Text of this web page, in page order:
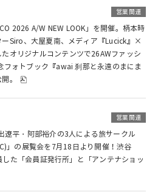
営業関連
2026 A/W NEW LOOK」を開催。柄本時
Siro、大屋夏南、メディア『Lucick』×
オリジナルコンテンツで26AWファッシ
フォトブック『awai 刹那と永遠のまにま
。
営業関連
平・阿部裕介の3人による旅サークル
」の展覧会を7月18日より開催！渋谷
た「会員証発行所」と「アンテナショッ